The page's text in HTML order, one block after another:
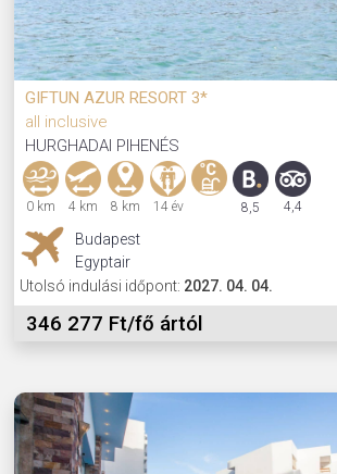
GIFTUN AZUR RESORT 3*
all inclusive
HURGHADAI PIHENÉS
0 km 4 km 8 km 14 év 8,5 4,4
Budapest
Egyptair
Utolsó indulási időpont: 2027. 04. 04.
346 277 Ft/fő ártól